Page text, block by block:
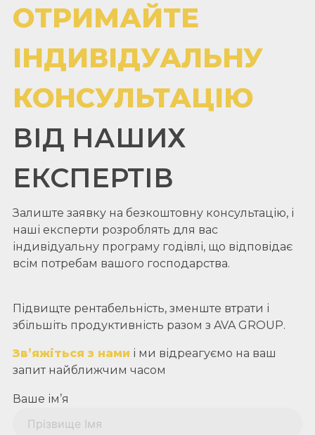
ОТРИМАЙТЕ
ІНДИВІДУАЛЬНУ
КОНСУЛЬТАЦІЮ
ВІД НАШИХ
ЕКСПЕРТІВ
Залиште заявку на безкоштовну консультацію, і
наші експерти розроблять для вас
індивідуальну програму годівлі, що відповідає
всім потребам вашого господарства.
Підвищте рентабельність, зменште втрати і
збільшіть продуктивність разом з AVA GROUP.
Зв’яжіться з нами і ми відреагуємо на ваш
запит найближчим часом
Ваше ім’я